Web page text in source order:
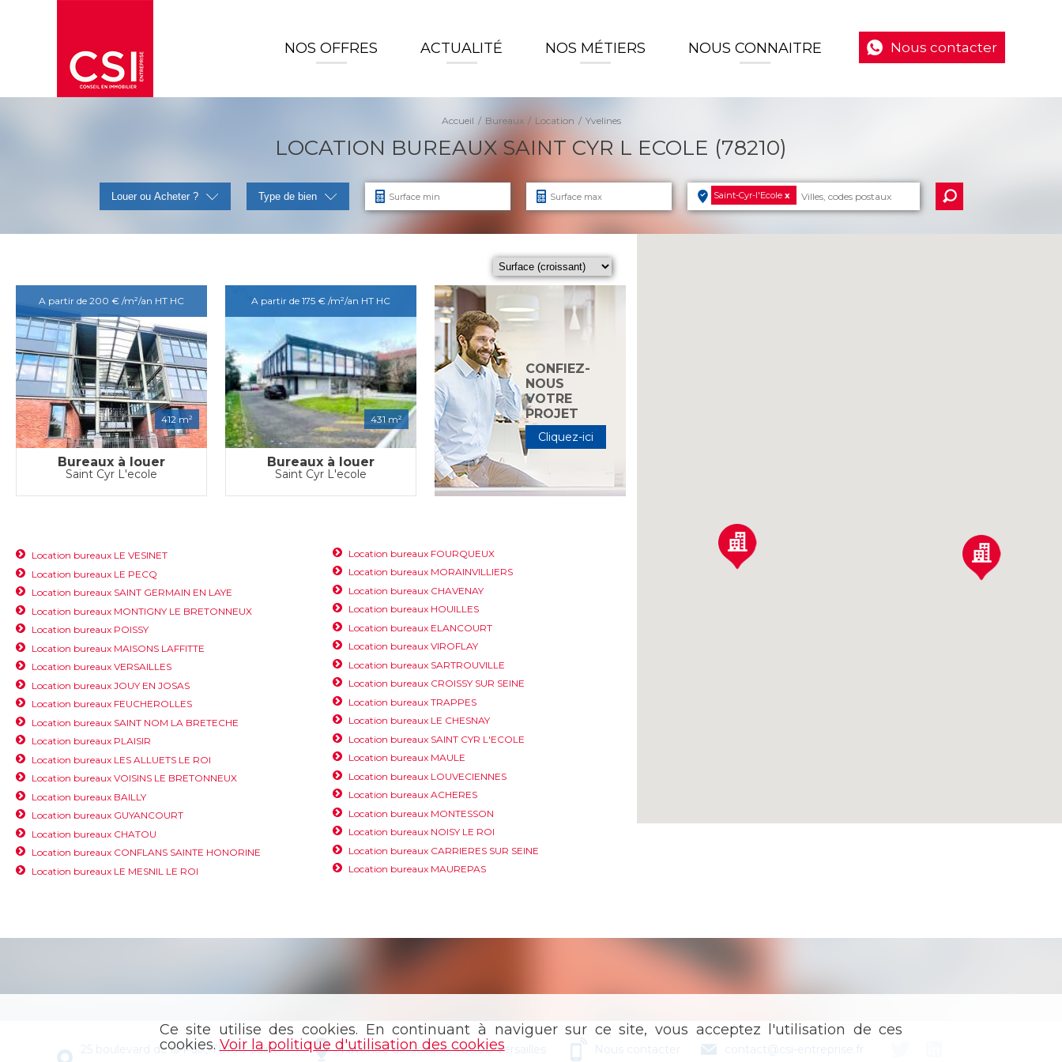
Nous contacter
NOS OFFRES ACTUALITÉ NOS MÉTIERS NOUS CONNAITRE
Accueil Bureaux Location Yvelines
LOCATION BUREAUX SAINT CYR L ECOLE (78210)
Louer ou Acheter ? Type de bien Saint-Cyr-l'Ecolex
A partir de 200 € /m²/an HT HC
412 m²
Bureaux à louer
Saint Cyr L'ecole
A partir de 175 € /m²/an HT HC
431 m²
Bureaux à louer
Saint Cyr L'ecole
CONFIEZ-
NOUS
VOTRE
PROJET
Cliquez-ici
Location bureaux LE VESINET
Location bureaux LE PECQ
Location bureaux SAINT GERMAIN EN LAYE
Location bureaux MONTIGNY LE BRETONNEUX
Location bureaux POISSY
Location bureaux MAISONS LAFFITTE
Location bureaux VERSAILLES
Location bureaux JOUY EN JOSAS
Location bureaux FEUCHEROLLES
Location bureaux SAINT NOM LA BRETECHE
Location bureaux PLAISIR
Location bureaux LES ALLUETS LE ROI
Location bureaux VOISINS LE BRETONNEUX
Location bureaux BAILLY
Location bureaux GUYANCOURT
Location bureaux CHATOU
Location bureaux CONFLANS SAINTE HONORINE
Location bureaux LE MESNIL LE ROI
Location bureaux FOURQUEUX
Location bureaux MORAINVILLIERS
Location bureaux CHAVENAY
Location bureaux HOUILLES
Location bureaux ELANCOURT
Location bureaux VIROFLAY
Location bureaux SARTROUVILLE
Location bureaux CROISSY SUR SEINE
Location bureaux TRAPPES
Location bureaux LE CHESNAY
Location bureaux SAINT CYR L'ECOLE
Location bureaux MAULE
Location bureaux LOUVECIENNES
Location bureaux ACHERES
Location bureaux MONTESSON
Location bureaux NOISY LE ROI
Location bureaux CARRIERES SUR SEINE
Location bureaux MAUREPAS
25 boulevard de la Paix, 78100 Saint- 4 avenue de Sceaux, 78000 Versailles Nous contacter contact@csi-entreprise.fr
Ce site utilise des cookies. En continuant à naviguer sur ce site, vous acceptez l'utilisation de ces
cookies.Voir la politique d'utilisation des cookies